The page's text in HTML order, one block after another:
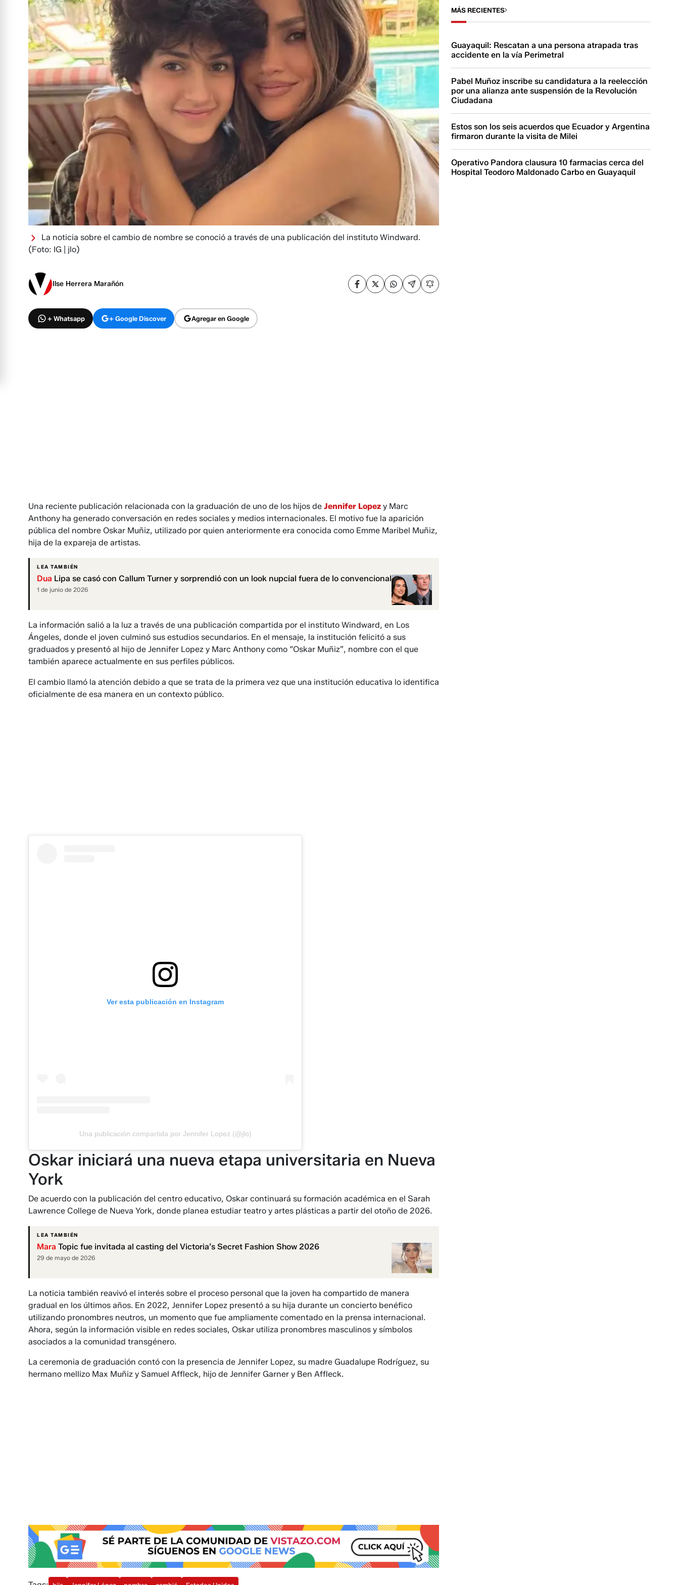
La noticia sobre el cambio de nombre se conoció a través de una publicación del instituto Windward.
(Foto: IG | jlo)
Ilse Herrera Marañón
+ Whatsapp + Google Discover Agregar en Google
Una reciente publicación relacionada con la graduación de uno de los hijos de Jennifer Lopez y Marc
Anthony ha generado conversación en redes sociales y medios internacionales. El motivo fue la aparición
pública del nombre Oskar Muñiz, utilizado por quien anteriormente era conocida como Emme Maribel Muñiz,
hija de la expareja de artistas.
LEA TAMBIÉN
Dua Lipa se casó con Callum Turner y sorprendió con un look nupcial fuera de lo convencional
1 de junio de 2026
La información salió a la luz a través de una publicación compartida por el instituto Windward, en Los
Ángeles, donde el joven culminó sus estudios secundarios. En el mensaje, la institución felicitó a sus
graduados y presentó al hijo de Jennifer Lopez y Marc Anthony como “Oskar Muñiz”, nombre con el que
también aparece actualmente en sus perfiles públicos.
El cambio llamó la atención debido a que se trata de la primera vez que una institución educativa lo identifica
oficialmente de esa manera en un contexto público.
Ver esta publicación en Instagram
Una publicación compartida por Jennifer Lopez (@jlo)
Oskar iniciará una nueva etapa universitaria en Nueva
York
De acuerdo con la publicación del centro educativo, Oskar continuará su formación académica en el Sarah
Lawrence College de Nueva York, donde planea estudiar teatro y artes plásticas a partir del otoño de 2026.
LEA TAMBIÉN
Mara Topic fue invitada al casting del Victoria’s Secret Fashion Show 2026
29 de mayo de 2026
La noticia también reavivó el interés sobre el proceso personal que la joven ha compartido de manera
gradual en los últimos años. En 2022, Jennifer Lopez presentó a su hija durante un concierto benéfico
utilizando pronombres neutros, un momento que fue ampliamente comentado en la prensa internacional.
Ahora, según la información visible en redes sociales, Oskar utiliza pronombres masculinos y símbolos
asociados a la comunidad transgénero.
La ceremonia de graduación contó con la presencia de Jennifer Lopez, su madre Guadalupe Rodríguez, su
hermano mellizo Max Muñiz y Samuel Affleck, hijo de Jennifer Garner y Ben Affleck.
MÁS RECIENTES
Guayaquil: Rescatan a una persona atrapada tras
accidente en la vía Perimetral
Pabel Muñoz inscribe su candidatura a la reelección
por una alianza ante suspensión de la Revolución
Ciudadana
Estos son los seis acuerdos que Ecuador y Argentina
firmaron durante la visita de Milei
Operativo Pandora clausura 10 farmacias cerca del
Hospital Teodoro Maldonado Carbo en Guayaquil